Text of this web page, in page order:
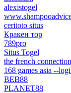
alexistogel
ceritoto situs
Кракен тор
789pro
Situs Togel
the french
168 games asia --
BEB88
PLANET88